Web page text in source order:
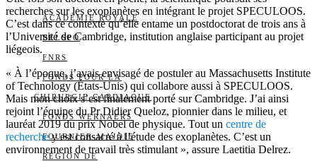
ACADÉMIE ROYALE
BELSPO
FNRS
FONDS POUR LA
CHIRURGIE CARDIAQUE
FONDS WERNAERS
FOURNIER-MAJOIE
RÉGION DE
recherches sur les exoplanètes en intégrant le projet SPECULOOS.
C’est dans ce contexte qu’elle entame un postdoctorat de trois ans à
l’Université de Cambridge, institution anglaise participant au projet
liégeois.
« À l’époque, j’avais envisagé de postuler au Massachusetts Institute
of Technology (États-Unis) qui collabore aussi à SPECULOOS.
Mais mon choix s’est finalement porté sur Cambridge. J’ai ainsi
rejoint l’équipe du Pr Didier Queloz, pionnier dans le milieu, et
lauréat 2019 du prix Nobel de physique. Tout un centre de
recherchey est consacré à l’étude des exoplanètes. C’est un
environnement de travail très stimulant », assure Laetitia Delrez.